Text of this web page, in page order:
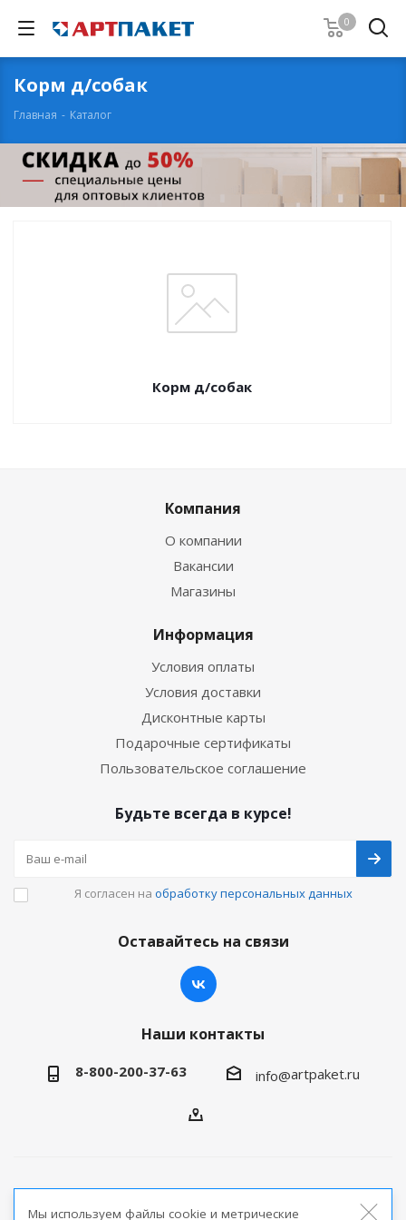
0
Корм д/собак
Главная - Каталог
Корм д/собак
Компания
О компании
Вакансии
Магазины
Информация
Условия оплаты
Условия доставки
Дисконтные карты
Подарочные сертификаты
Пользовательское соглашение
Будьте всегда в курсе!
Я согласен на обработку персональных данных
Оставайтесь на связи
Наши контакты
8-800-200-37-63 info@artpaket.ru
Мы используем файлы cookie и метрические